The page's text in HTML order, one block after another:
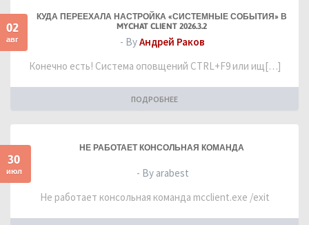
02
авг
КУДА ПЕРЕЕХАЛА НАСТРОЙКА «СИСТЕМНЫЕ СОБЫТИЯ» В
MYCHAT CLIENT 2026.3.2
- ByАндрей Раков
Конечно есть! Система оповщений CTRL+F9 или ищ[…]
ПОДРОБНЕЕ
30
июл
НЕ РАБОТАЕТ КОНСОЛЬНАЯ КОМАНДА
- By arabest
Не работает консольная команда mcclient.exe /exit